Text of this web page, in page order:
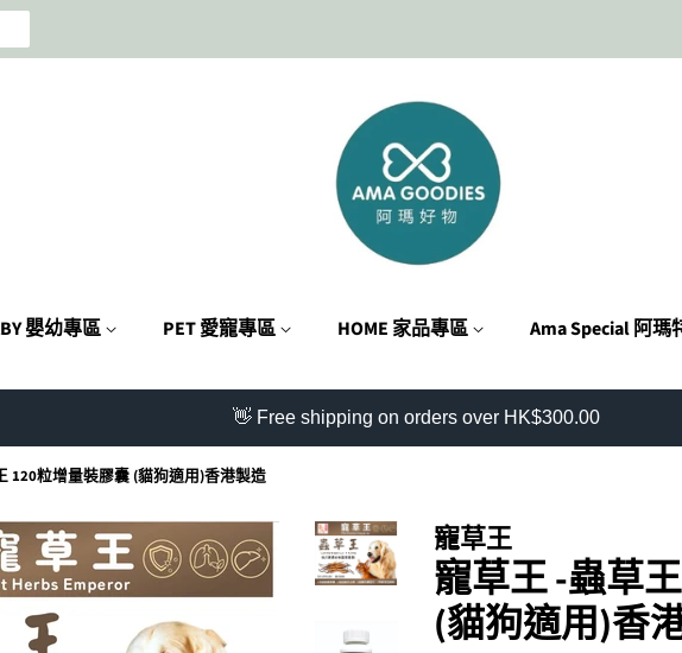
嬰幼專區 PET 愛寵專區 HOME 家品專區 Ama Special 阿瑪
👋 Free shipping on orders over HK$300.00
120粒增量裝膠囊 (貓狗適用)香港製造
寵草王
寵草王 -蟲草
(貓狗適用)香